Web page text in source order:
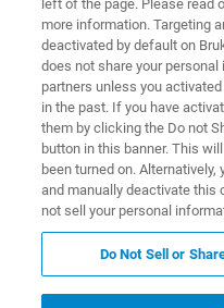
Rayos X para
estructural.
left of the page. Please read
more information. Targeting
deactivated by default on
does not share your
partners unless you
in the past. If you have
them by clicking the Do not
button in this banner. This
been turned on.
and manually deactivate this
not sell your personal
Do Not Sell or